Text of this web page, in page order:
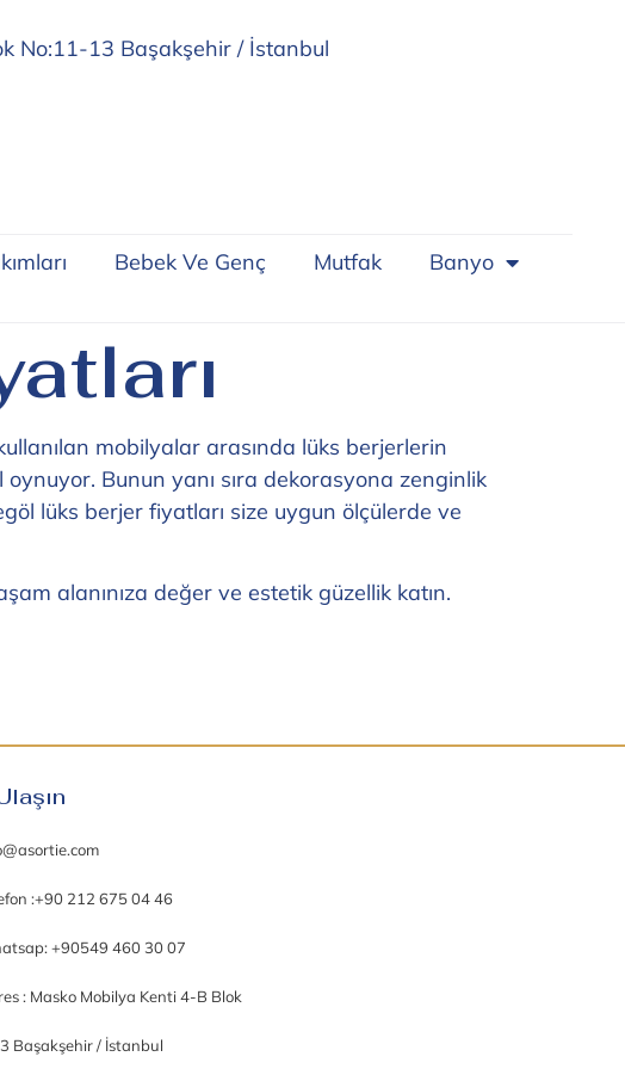
No:11-13 Başakşehir / İstanbul
Bebek Ve Genç Mutfak Banyo
mobilyalar arasında lüks berjerlerin
Bunun yanı sıra dekorasyona zenginlik
lüks berjer fiyatları size uygun ölçülerde ve
alanınıza değer ve estetik güzellik katın.
:+90 212 675 04 46
+90549 460 30 07
: Masko Mobilya Kenti 4-B Blok
Başakşehir / İstanbul